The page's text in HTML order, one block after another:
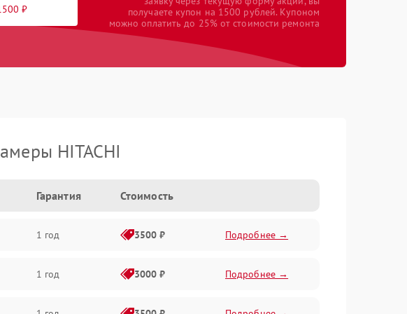
₽
получаете купон на 1500 рублей. Купоном
можно оплатить до 25% от стоимости ремонта
HITACHI
Гарантия Стоимость
1 год 3500 ₽ Подробнее →
1 год 3000 ₽ Подробнее →